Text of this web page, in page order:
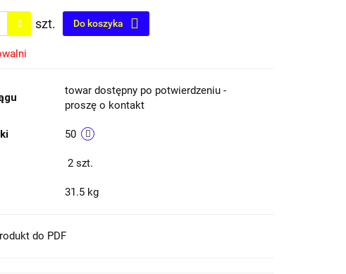
szt. Do koszyka
towar dostępny po potwierdzeniu -
proszę o kontakt
50
2 szt.
31.5 kg
do PDF